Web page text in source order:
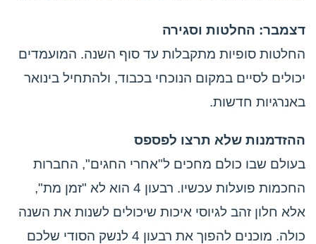
דצמבר: החלטות וסגירה
החלטות סופיות מתקבלות עד סוף השנה. המועמדים
יכולים לסיים במקום הנוכחי בכבוד, ולהתחיל בינואר
באנרגיות חדשות.
ההזדמנות שלא תרצו לפספס
בעולם שבו כולם מחכים ל"אחרי החגים", החברות
החכמות פועלות עכשיו. רבעון 4 הוא לא "זמן מת",
אלא חלון זהב לגיוסי איכות שיכולים לשנות את השנה
כולה. מוכנים להפוך את רבעון 4 לנשק הסודי שלכם